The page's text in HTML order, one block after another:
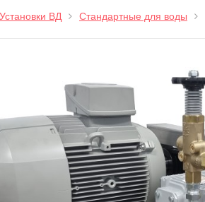
Установки ВД Стандартные для воды